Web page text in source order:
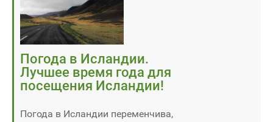
Погода в Исландии.
Лучшее время года для
посещения Исландии!
Погода в Исландии переменчива,